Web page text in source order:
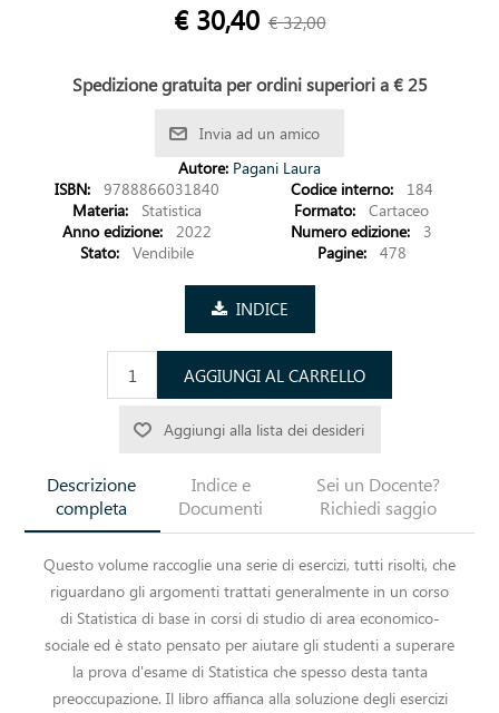
€ 30,40 € 32,00
Spedizione gratuita per ordini superiori a € 25
Invia ad un amico
Autore: Pagani Laura
ISBN:
9788866031840 Codice interno:
184
Materia:
Statistica Formato:
Cartaceo
Anno edizione:
2022 Numero edizione:
3
Stato:
Vendibile Pagine: 478
INDICE
AGGIUNGI AL CARRELLO
Aggiungi alla lista dei desideri
Descrizione
completa
Indice e
Documenti
Sei un Docente?
Richiedi saggio
Questo volume raccoglie una serie di esercizi, tutti risolti, che
riguardano gli argomenti trattati generalmente in un corso
di Statistica di base in corsi di studio di area economico-
sociale ed è stato pensato per aiutare gli studenti a superare
la prova d'esame di Statistica che spesso desta tanta
preoccupazione. Il libro affianca alla soluzione degli esercizi